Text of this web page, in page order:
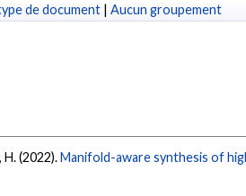
de document | Aucun groupement
H. (2022).Manifold-aware synthesis of